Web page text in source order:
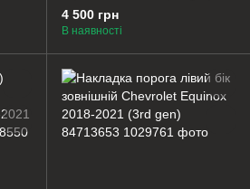
84330026
4 500 грн
В наявності